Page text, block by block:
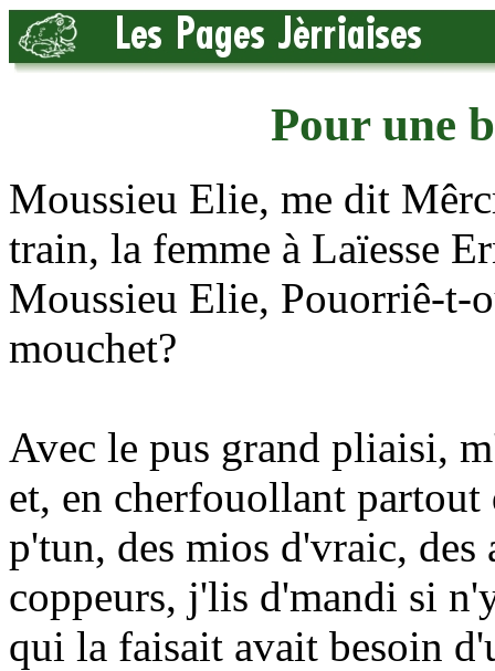
Pour une
Moussieu Elie, me dit
train, la femme à Laïesse
Moussieu Elie, Pouorriê-t-
mouchet?
Avec le pus grand pliaisi,
et, en cherfouollant partout
p'tun, des mios d'vraic,
coppeurs, j'lis d'mandi si
qui la faisait avait besoin